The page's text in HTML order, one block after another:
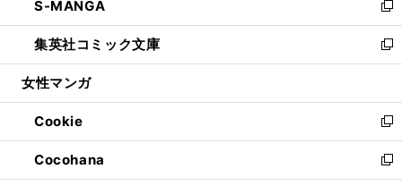
く
で
開
く
ド
ウ
で
開
ィ
ン
ド
ウ
開
く
い
ウ
ィ
ン
ウ
で
開
く
S-MANGA
新
し
い
ウ
ン
ド
ウ
で
開
集英社コミック文庫
新
し
ウ
ィ
ン
ド
ウ
女性マンガ
Cookie
新
し
い
ウ
Cocohana
新
し